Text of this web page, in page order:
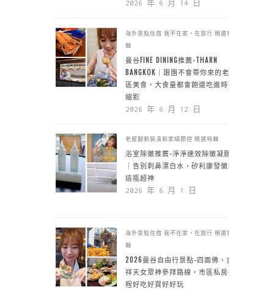
2026 年 6 月 14 日
海外景點住宿 我不在家，在旅行 精選特
輯
曼谷FINE DINING推薦-THARN
BANGKOK｜跟團不會帶你來的老城
區美食，大食量都會飽還吃進時空
縮影
2026 年 6 月 12 日
老屋翻新裝潢新家細節控 精選特輯
浴室除黴推薦-淨淨速效除黴凝膠
｜告別刺鼻漂白水，矽利康發黴靠
這瓶超神
2026 年 6 月 1 日
海外景點住宿 我不在家，在旅行 精選特
輯
2026曼谷自由行景點-四面佛、吉
祥天女眾神參拜路線，市區私房行
程好吃好買好好玩